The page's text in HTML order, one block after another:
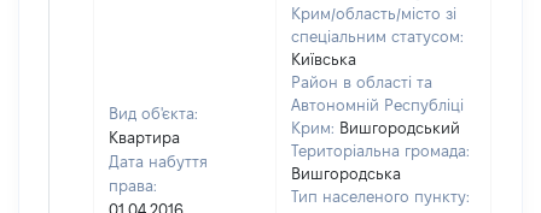
Вид об'єкта:
Квартира
Дата набуття
права:
01.04.2016
Крим/область/місто зі
спеціальним статусом:
Київська
Район в області та
Автономній Республіці
Крим: Вишгородський
Територіальна громада:
Вишгородська
Тип населеного пункту: